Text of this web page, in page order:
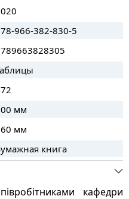
966-382-830-5
мм
мм
книга
кафедри